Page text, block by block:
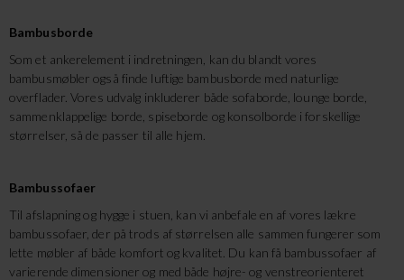
Bambusborde
Som et ankerelement i indretningen, kan du blandt vores
bambusmøbler også finde luftige bambusborde med naturlige
overflader. Vores udvalg inkluderer både sofaborde, lounge borde,
sammenklappelige borde, spiseborde og konsolborde i forskellige
størrelser, så de passer til alle hjem.
Bambussofaer
Til afslapning og hygge i stuen, kan vi anbefale en af vores lækre
bambussofaer, der på trods af størrelsen alle sammen fungerer som
lette møbler af både komfort og kvalitet. Du kan få bambussofaer af
varierende dimensioner og med både højre- og venstreorienteret